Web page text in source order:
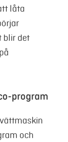
låta
blir det
program
och